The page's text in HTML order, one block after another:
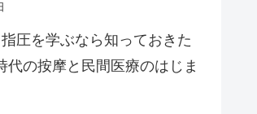
指圧を学ぶなら知っておきた
代の按摩と民間医療のはじま